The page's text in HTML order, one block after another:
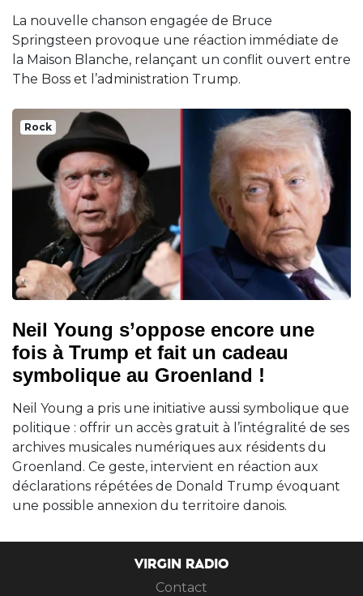
La nouvelle chanson engagée de Bruce
Springsteen provoque une réaction immédiate de
la Maison Blanche, relançant un conflit ouvert entre
The Boss et l’administration Trump.
Rock
Neil Young s’oppose encore une
fois à Trump et fait un cadeau
symbolique au Groenland !
Neil Young a pris une initiative aussi symbolique que
politique : offrir un accès gratuit à l’intégralité de ses
archives musicales numériques aux résidents du
Groenland. Ce geste, intervient en réaction aux
déclarations répétées de Donald Trump évoquant
une possible annexion du territoire danois.
VIRGIN RADIO
Contact